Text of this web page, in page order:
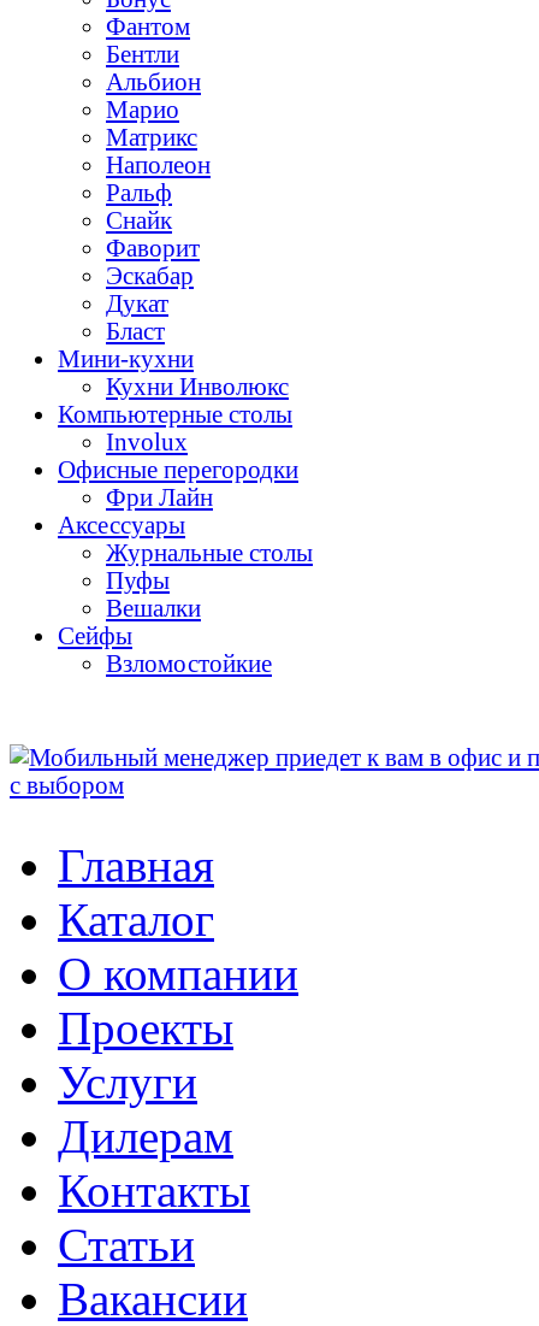
Фантом
Бентли
Альбион
Марио
Матрикс
Наполеон
Ральф
Снайк
Фаворит
Эскабар
Дукат
Бласт
Мини-кухни
Кухни Инволюкс
Компьютерные столы
Involux
Офисные перегородки
Фри Лайн
Аксессуары
Журнальные столы
Пуфы
Bешалки
Сейфы
Взломостойкие
Главная
Каталог
О компании
Проекты
Услуги
Дилерам
Контакты
Статьи
Вакансии